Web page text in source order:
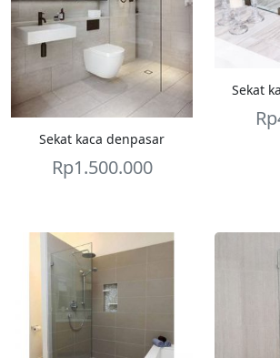
Sekat kaca denpasar
Rp1.500.000
Sekat
Rp